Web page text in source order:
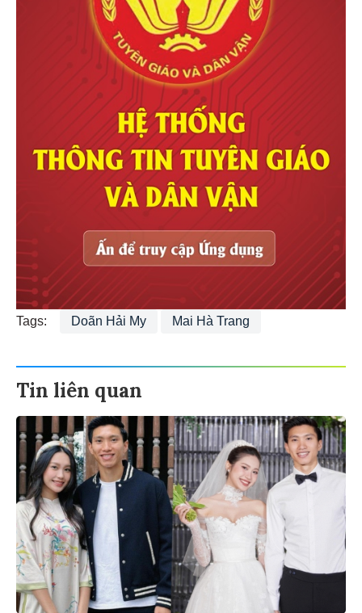
Tags: Doãn Hải My Mai Hà Trang
Tin liên quan